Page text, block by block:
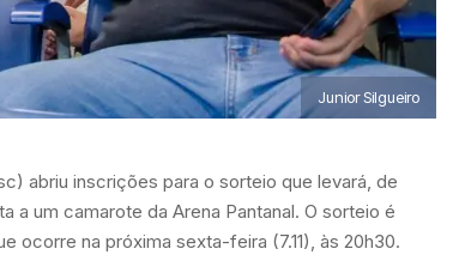
Junior Silgueiro
abriu inscrições para o sorteio que levará, de
um camarote da Arena Pantanal. O sorteio é
ocorre na próxima sexta-feira (7.11), às 20h30.